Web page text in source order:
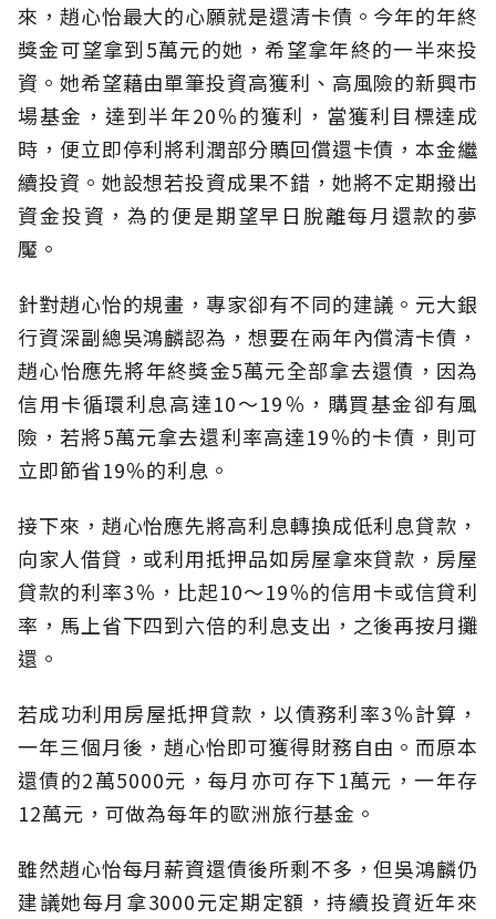
來，趙心怡最大的心願就是還清卡債。今年的年終
獎金可望拿到5萬元的她，希望拿年終的一半來投
資。她希望藉由單筆投資高獲利、高風險的新興市
場基金，達到半年20％的獲利，當獲利目標達成
時，便立即停利將利潤部分贖回償還卡債，本金繼
續投資。她設想若投資成果不錯，她將不定期撥出
資金投資，為的便是期望早日脫離每月還款的夢
魘。
針對趙心怡的規畫，專家卻有不同的建議。元大銀
行資深副總吳鴻麟認為，想要在兩年內償清卡債，
趙心怡應先將年終獎金5萬元全部拿去還債，因為
信用卡循環利息高達10～19％，購買基金卻有風
險，若將5萬元拿去還利率高達19％的卡債，則可
立即節省19％的利息。
接下來，趙心怡應先將高利息轉換成低利息貸款，
向家人借貸，或利用抵押品如房屋拿來貸款，房屋
貸款的利率3％，比起10～19％的信用卡或信貸利
率，馬上省下四到六倍的利息支出，之後再按月攤
還。
若成功利用房屋抵押貸款，以債務利率3％計算，
一年三個月後，趙心怡即可獲得財務自由。而原本
還債的2萬5000元，每月亦可存下1萬元，一年存
12萬元，可做為每年的歐洲旅行基金。
雖然趙心怡每月薪資還債後所剩不多，但吳鴻麟仍
建議她每月拿3000元定期定額，持續投資近年來